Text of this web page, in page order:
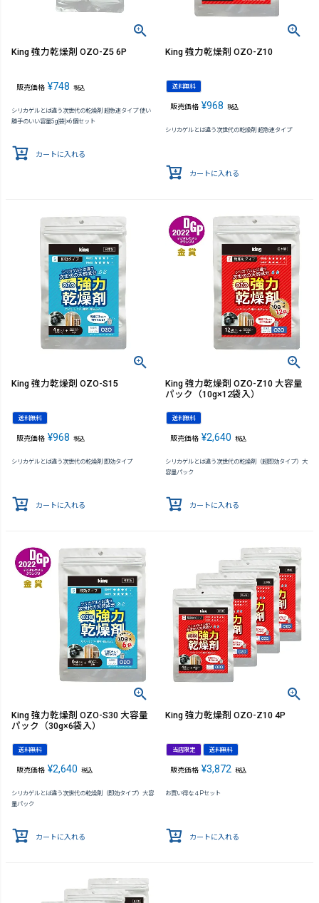
King 強力乾燥剤 OZO-Z5 6P
販売価格 ¥748 税込
シリカゲルとは違う次世代の乾燥剤 超急速タイプ 使い
勝手のいい容量5g(袋)×6個セット
カートに入れる
King 強力乾燥剤 OZO-Z10
送料無料
販売価格 ¥968 税込
シリカゲルとは違う次世代の乾燥剤 超急速タイプ
カートに入れる
King 強力乾燥剤 OZO-S15
送料無料
販売価格 ¥968 税込
シリカゲルとは違う次世代の乾燥剤 即効タイプ
カートに入れる
King 強力乾燥剤 OZO-Z10 大容量
パック（10g×12袋入）
送料無料
販売価格 ¥2,640 税込
シリカゲルとは違う次世代の乾燥剤（超即効タイプ）大
容量パック
カートに入れる
King 強力乾燥剤 OZO-S30 大容量
パック（30g×6袋入）
送料無料
販売価格 ¥2,640 税込
シリカゲルとは違う次世代の乾燥剤（即効タイプ）大容
量パック
カートに入れる
King 強力乾燥剤 OZO-Z10 4P
当店限定 送料無料
販売価格 ¥3,872 税込
お買い得な４Pセット
カートに入れる